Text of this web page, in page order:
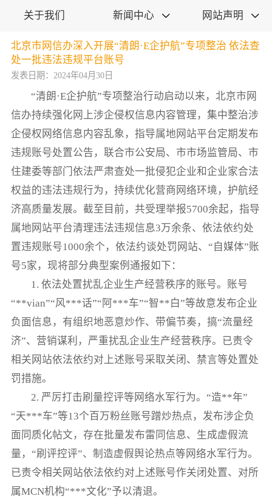
关于我们 新闻中心  网站声明 
北京市网信办深入开展“清朗·E企护航”专项整治 依法查
处一批违法违规平台账号
发表日期：2024年04月30日
“清朗·E企护航”专项整治行动启动以来，北京市网
信办持续强化网上涉企侵权信息内容管理，集中整治涉
企侵权网络信息内容乱象，指导属地网站平台定期发布
违规账号处置公告，联合市公安局、市市场监管局、市
住建委等部门依法严肃查处一批侵犯企业和企业家合法
权益的违法违规行为，持续优化营商网络环境，护航经
济高质量发展。截至目前，共受理举报5700余起，指导
属地网站平台清理违法违规信息3万余条、依法依约处
置违规账号1000余个，依法约谈处罚网站、“自媒体”账
号5家，现将部分典型案例通报如下：
1. 依法处置扰乱企业生产经营秩序的账号。账号
“**vian”“风***话”“阿***车”“智**白”等故意发布企业
负面信息，有组织地恶意炒作、带偏节奏，搞“流量经
济”、营销谋利，严重扰乱企业生产经营秩序。已责令
相关网站依法依约对上述账号采取关闭、禁言等处置处
罚措施。
2. 严厉打击刷量控评等网络水军行为。“造**年”
“天***车”等13个百万粉丝账号蹭炒热点，发布涉企负
面同质化帖文，存在批量发布雷同信息、生成虚假流
量，“刷评控评”、制造虚假舆论热点等网络水军行为。
已责令相关网站依法依约对上述账号作关闭处置、对所
属MCN机构“***文化”予以清退。